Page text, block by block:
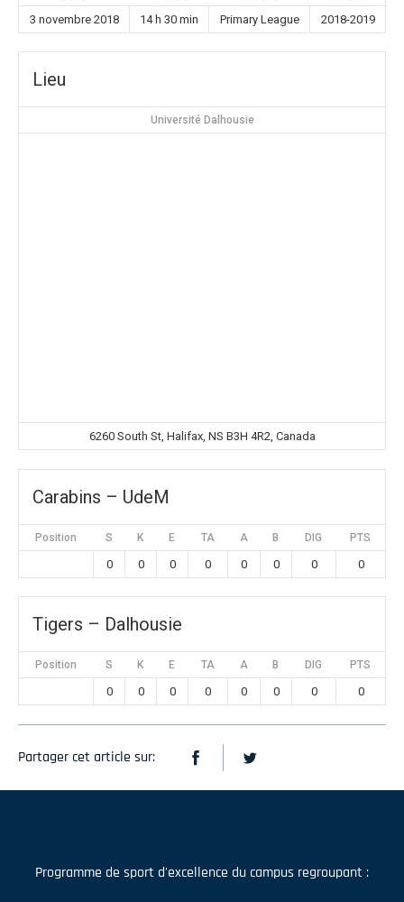
3 novembre 2018 14 h 30 min Primary League 2018-2019
Lieu
Université Dalhousie
6260 South St, Halifax, NS B3H 4R2, Canada
Carabins – UdeM
Position S K E TA A B DIG PTS
0 0 0 0 0 0 0 0
Tigers – Dalhousie
Position S K E TA A B DIG PTS
0 0 0 0 0 0 0 0
Partager cet article sur:
Programme de sport d'excellence du campus regroupant :